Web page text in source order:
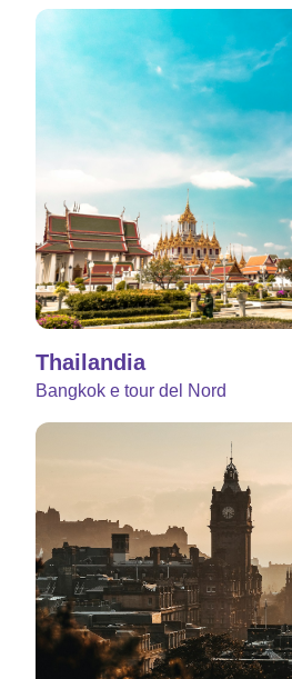
Thailandia
Bangkok e tour del Nord